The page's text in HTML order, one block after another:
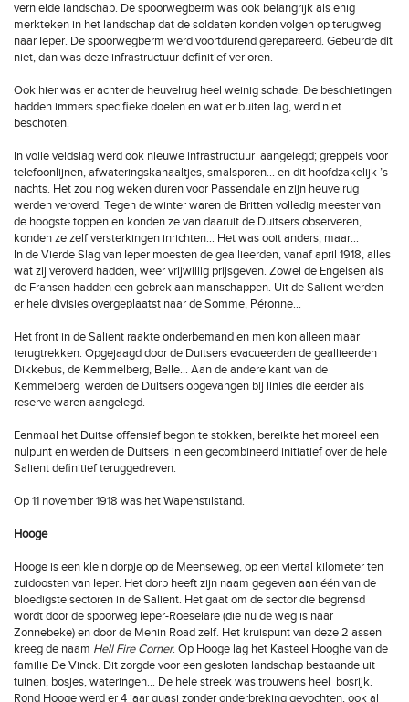
vernielde landschap. De spoorwegberm was ook belangrijk als enig
merkteken in het landschap dat de soldaten konden volgen op terugweg
naar Ieper. De spoorwegberm werd voortdurend gerepareerd. Gebeurde dit
niet, dan was deze infrastructuur definitief verloren.
Ook hier was er achter de heuvelrug heel weinig schade. De beschietingen
hadden immers specifieke doelen en wat er buiten lag, werd niet
beschoten.
In volle veldslag werd ook nieuwe infrastructuur aangelegd; greppels voor
telefoonlijnen, afwateringskanaaltjes, smalsporen... en dit hoofdzakelijk ’s
nachts. Het zou nog weken duren voor Passendale en zijn heuvelrug
werden veroverd. Tegen de winter waren de Britten volledig meester van
de hoogste toppen en konden ze van daaruit de Duitsers observeren,
konden ze zelf versterkingen inrichten… Het was ooit anders, maar…
In de Vierde Slag van Ieper moesten de geallieerden, vanaf april 1918, alles
wat zij veroverd hadden, weer vrijwillig prijsgeven. Zowel de Engelsen als
de Fransen hadden een gebrek aan manschappen. Uit de Salient werden
er hele divisies overgeplaatst naar de Somme, Péronne…
Het front in de Salient raakte onderbemand en men kon alleen maar
terugtrekken. Opgejaagd door de Duitsers evacueerden de geallieerden
Dikkebus, de Kemmelberg, Belle… Aan de andere kant van de
Kemmelberg werden de Duitsers opgevangen bij linies die eerder als
reserve waren aangelegd.
Eenmaal het Duitse offensief begon te stokken, bereikte het moreel een
nulpunt en werden de Duitsers in een gecombineerd initiatief over de hele
Salient definitief teruggedreven.
Op 11 november 1918 was het Wapenstilstand.
Hooge
Hooge is een klein dorpje op de Meenseweg, op een viertal kilometer ten
zuidoosten van Ieper. Het dorp heeft zijn naam gegeven aan één van de
bloedigste sectoren in de Salient. Het gaat om de sector die begrensd
wordt door de spoorweg Ieper-Roeselare (die nu de weg is naar
Zonnebeke) en door de Menin Road zelf. Het kruispunt van deze 2 assen
kreeg de naam Hell Fire Corner. Op Hooge lag het Kasteel Hooghe van de
familie De Vinck. Dit zorgde voor een gesloten landschap bestaande uit
tuinen, bosjes, wateringen… De hele streek was trouwens heel bosrijk.
Rond Hooge werd er 4 jaar quasi zonder onderbreking gevochten, ook al